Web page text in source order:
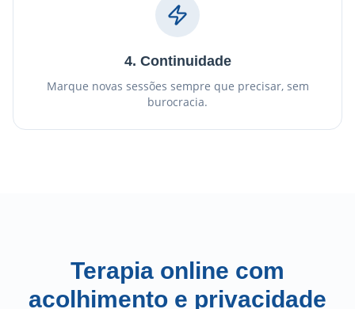
4. Continuidade
Marque novas sessões sempre que precisar, sem
burocracia.
Terapia online com
acolhimento e privacidade